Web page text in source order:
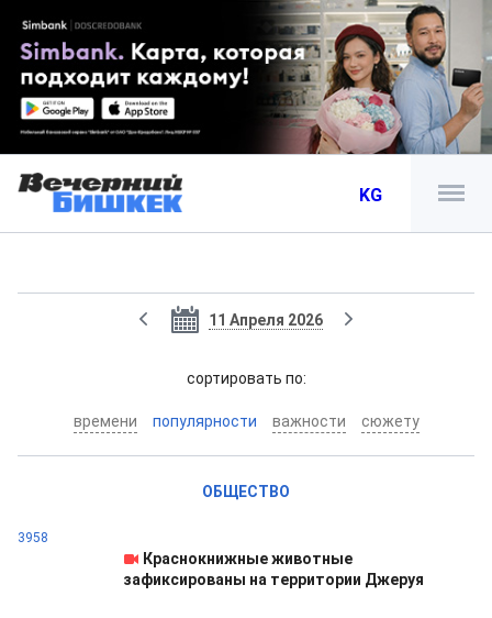
KG
11 Апреля 2026
cортировать по:
времени популярности важности сюжету
ОБЩЕСТВО
3958
Краснокнижные животные
зафиксированы на территории Джеруя